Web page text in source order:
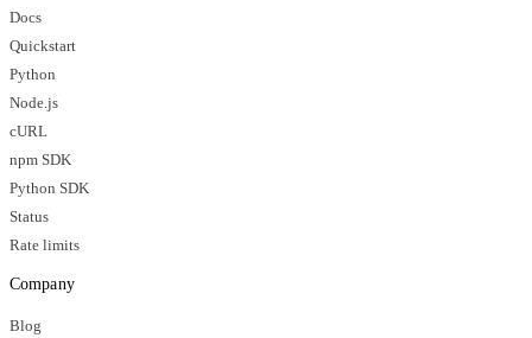
Docs
Quickstart
Python
Node.js
cURL
npm SDK
Python SDK
Status
Rate limits
Company
Blog